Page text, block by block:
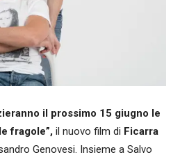
il prossimo 15 giugno le
fragole”, il nuovo film di Ficarra
Genovesi. Insieme a Salvo